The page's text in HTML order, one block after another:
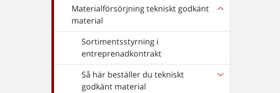
Materialförsörjning tekniskt godkänt
material
Sortimentsstyrning i
entreprenadkontrakt
Så här beställer du tekniskt
godkänt material